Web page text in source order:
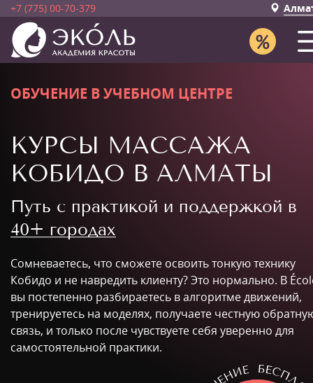
+7 (775) 00-70-379
ОБУЧЕНИЕ В УЧЕБНОМ ЦЕНТРЕ
КУРСЫ МАССАЖА
КОБИДО В АЛМАТЫ
Путь с практикой и поддержкой в
40+ городах
Сомневаетесь, что сможете освоить тонкую технику
Кобидо и не навредить клиенту? Это нормально. В
вы постепенно разбираетесь в алгоритме движений,
тренируетесь на моделях, получаете честную
связь, и только после чувствуете себя уверенно для
самостоятельной практики.